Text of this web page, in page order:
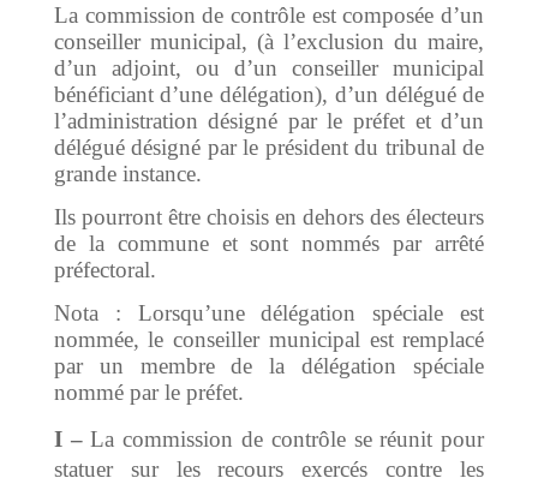
La commission de contrôle est composée d’un
conseiller municipal, (à l’exclusion du maire,
d’un adjoint, ou d’un conseiller municipal
bénéficiant d’une délégation), d’un délégué de
l’administration désigné par le préfet et d’un
délégué désigné par le président du tribunal de
grande instance.
Ils pourront être choisis en dehors des électeurs
de la commune et sont nommés par arrêté
préfectoral.
Nota : Lorsqu’une délégation spéciale est
nommée, le conseiller municipal est remplacé
par un membre de la délégation spéciale
nommé par le préfet.
I –La commission de contrôle se réunit pour
statuer sur les recours exercés contre les